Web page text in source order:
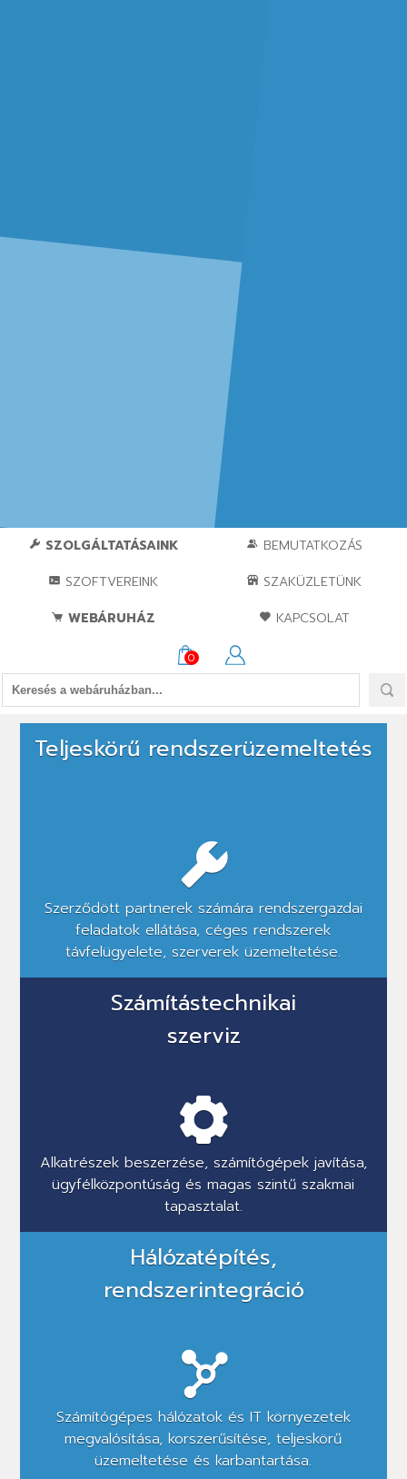
SZOLGÁLTATÁSAINK
BEMUTATKOZÁS
SZOFTVEREINK
SZAKÜZLETÜNK
WEBÁRUHÁZ
KAPCSOLAT
0
Hálózati
kiépítés,
szoftverfejlesztés,
szoftver
Teljeskörű rendszerüzemeltetés
Szerződött partnerek számára rendszergazdai
feladatok ellátása, céges rendszerek
távfelügyelete, szerverek üzemeltetése.
Számítástechnikai
szerviz
Alkatrészek beszerzése, számítógépek javítása,
ügyfélközpontúság és magas szintű szakmai
tapasztalat.
Hálózatépítés,
rendszerintegráció
Számítógépes hálózatok és IT környezetek
megvalósítása, korszerűsítése, teljeskörű
üzemeltetése és karbantartása.